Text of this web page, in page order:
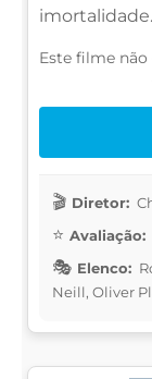
imortalidade.
Este filme
Diretor:
Avaliação:
Elenco:
Neill, Oliver